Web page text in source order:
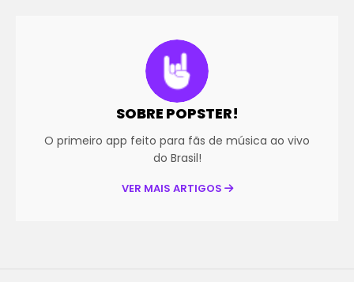
SOBRE POPSTER!
O primeiro app feito para fãs de música ao vivo
do Brasil!
VER MAIS ARTIGOS